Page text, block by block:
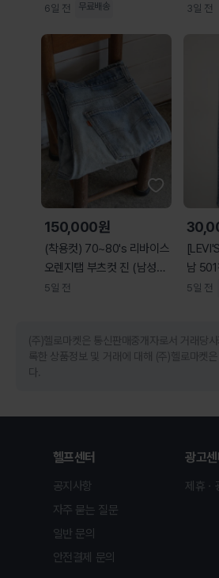
6일 전 무료배송 3일 전
150,000원
(착용컷) 70~80's 리바이스
오렌지탭 부츠컷 진 (남성용
31.5)
5일 전
남
5일 전
(주)헬로마켓은 통신판매중개자로서 거래당
록한 상품정보 및 거래에 대해 (주)헬로마켓은
다.
헬프센터
공지사항
자주 묻는 질문
일반 문의
안전결제 문의
광고센
제휴ㆍ